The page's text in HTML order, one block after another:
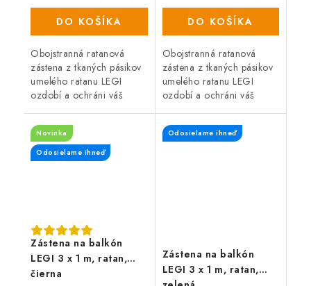
DO KOŠÍKA
Obojstranná ratanová
zástena z tkaných pásikov
umelého ratanu LEGI
ozdobí a ochráni váš
plot a zaistí súkromie po
celý rok. Zástena má
obojstrannú UV...
DO KOŠÍKA
Obojstranná ratanová
zástena z tkaných pásikov
umelého ratanu LEGI
ozdobí a ochráni váš
plot a zaistí súkromie po
celý rok. Zástena má
Zástena na balkón
LEGI 3 x 1 m, ratan,
čierna
Novinka
Odosielame ihneď
Zástena na balkón
LEGI 3 x 1 m, ratan,
Odosielame ihneď